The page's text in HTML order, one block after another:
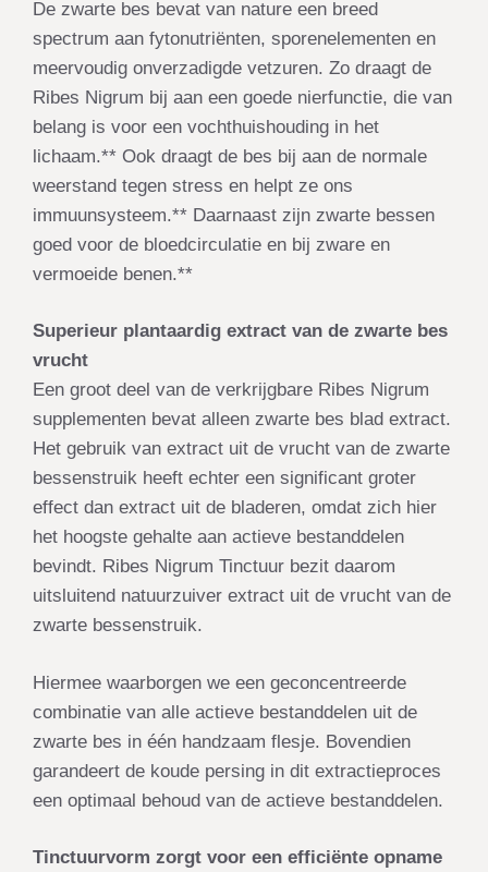
De zwarte bes bevat van nature een breed
spectrum aan fytonutriënten, sporenelementen en
meervoudig onverzadigde vetzuren. Zo draagt de
Ribes Nigrum bij aan een goede nierfunctie, die van
belang is voor een vochthuishouding in het
lichaam.** Ook draagt de bes bij aan de normale
weerstand tegen stress en helpt ze ons
immuunsysteem.** Daarnaast zijn zwarte bessen
goed voor de bloedcirculatie en bij zware en
vermoeide benen.**
Superieur plantaardig extract van de zwarte bes
vrucht
Een groot deel van de verkrijgbare Ribes Nigrum
supplementen bevat alleen zwarte bes blad extract.
Het gebruik van extract uit de vrucht van de zwarte
bessenstruik heeft echter een significant groter
effect dan extract uit de bladeren, omdat zich hier
het hoogste gehalte aan actieve bestanddelen
bevindt. Ribes Nigrum Tinctuur bezit daarom
uitsluitend natuurzuiver extract uit de vrucht van de
zwarte bessenstruik.
Hiermee waarborgen we een geconcentreerde
combinatie van alle actieve bestanddelen uit de
zwarte bes in één handzaam flesje. Bovendien
garandeert de koude persing in dit extractieproces
een optimaal behoud van de actieve bestanddelen.
Tinctuurvorm zorgt voor een efficiënte opname